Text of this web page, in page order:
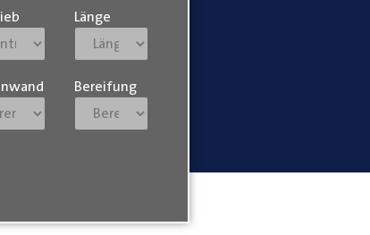
Länge
Bereifung